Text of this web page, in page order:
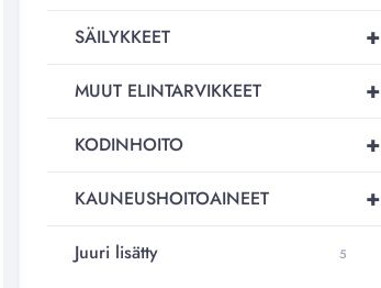
+
SÄILYKKEET
+
MUUT ELINTARVIKKEET
+
KODINHOITO
+
KAUNEUSHOITOAINEET
Juuri lisätty 5